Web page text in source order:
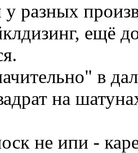
у разных
ещё
в
на
не ипи -